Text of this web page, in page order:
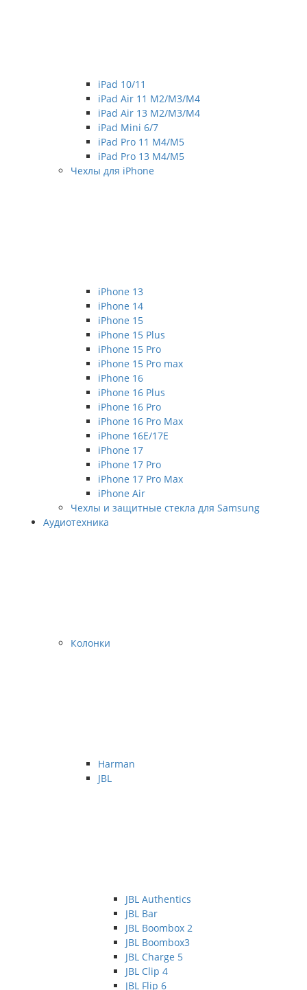
iPad 10/11
iPad Air 11 M2/M3/M4
iPad Air 13 M2/M3/M4
iPad Mini 6/7
iPad Pro 11 M4/M5
iPad Pro 13 M4/M5
Чехлы для iPhone
iPhone 13
iPhone 14
iPhone 15
iPhone 15 Plus
iPhone 15 Pro
iPhone 15 Pro max
iPhone 16
iPhone 16 Plus
iPhone 16 Pro
iPhone 16 Pro Max
iPhone 16E/17E
iPhone 17
iPhone 17 Pro
iPhone 17 Pro Max
iPhone Air
Чехлы и защитные стекла для Samsung
Аудиотехника
Колонки
Harman
JBL
JBL Authentics
JBL Bar
JBL Boombox 2
JBL Boombox3
JBL Charge 5
JBL Clip 4
JBL Flip 6